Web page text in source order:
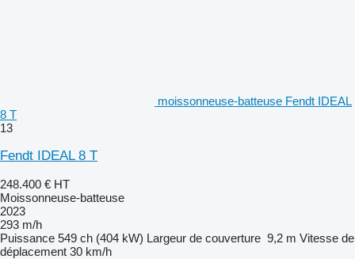
moissonneuse-batteuse Fendt IDEAL
8 T
13
Fendt IDEAL 8 T
248.400 € HT
Moissonneuse-batteuse
2023
293 m/h
Puissance 549 ch (404 kW) Largeur de couverture 9,2 m Vitesse de
déplacement 30 km/h